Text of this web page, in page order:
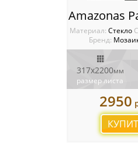
Материал: Стекло
Бренд:
317x2200мм
размер листа
2950